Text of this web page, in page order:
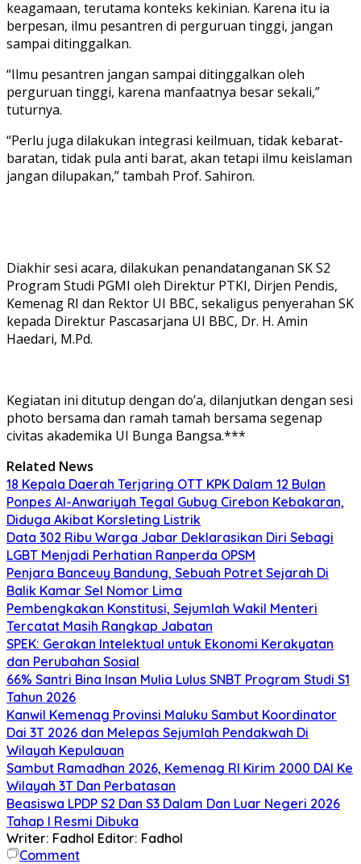
keagamaan, terutama konteks kekinian. Karena itu ia
berpesan, ilmu pesantren di perguruan tinggi, jangan
sampai ditinggalkan.
“Ilmu pesantren jangan sampai ditinggalkan oleh
perguruan tinggi, karena manfaatnya besar sekali,”
tuturnya.
“Perlu juga dilakukan integrasi keilmuan, tidak kebarat-
baratan, tidak pula anti barat, akan tetapi ilmu keislaman
jangan dilupakan,” tambah Prof. Sahiron.
Diakhir sesi acara, dilakukan penandatanganan SK S2
Program Studi PGMI oleh Direktur PTKI, Dirjen Pendis,
Kemenag RI dan Rektor UI BBC, sekaligus penyerahan SK
kepada Direktur Pascasarjana UI BBC, Dr. H. Amin
Haedari, M.Pd.
Kegiatan ini ditutup dengan do’a, dilanjutkan dengan sesi
photo bersama dan ramah tamah bersama segenap
civitas akademika UI Bunga Bangsa.***
Related News
18 Kepala Daerah Terjaring OTT KPK Dalam 12 Bulan
Ponpes Al-Anwariyah Tegal Gubug Cirebon Kebakaran,
Diduga Akibat Korsleting Listrik
Data 302 Ribu Warga Jabar Deklarasikan Diri Sebagi
LGBT Menjadi Perhatian Ranperda OPSM
Penjara Banceuy Bandung, Sebuah Potret Sejarah Di
Balik Kamar Sel Nomor Lima
Pembengkakan Konstitusi, Sejumlah Wakil Menteri
Tercatat Masih Rangkap Jabatan
SPEK: Gerakan Intelektual untuk Ekonomi Kerakyatan
dan Perubahan Sosial
66% Santri Bina Insan Mulia Lulus SNBT Program Studi S1
Tahun 2026
Kanwil Kemenag Provinsi Maluku Sambut Koordinator
Dai 3T 2026 dan Melepas Sejumlah Pendakwah Di
Wilayah Kepulauan
Sambut Ramadhan 2026, Kemenag RI Kirim 2000 DAI Ke
Wilayah 3T Dan Perbatasan
Beasiswa LPDP S2 Dan S3 Dalam Dan Luar Negeri 2026
Tahap I Resmi Dibuka
Writer: Fadhol Editor: Fadhol
Comment